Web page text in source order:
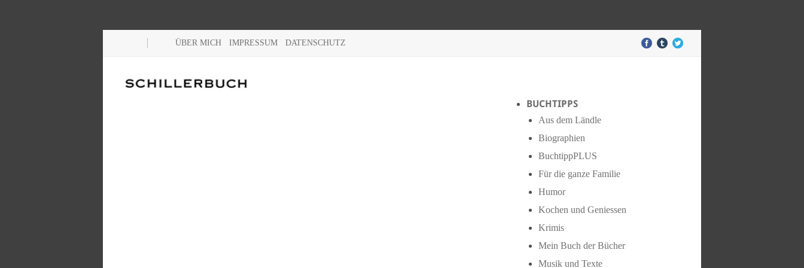
ÜBER MICH IMPRESSUM DATENSCHUTZ
BUCHTIPPS
Aus dem Ländle
Biographien
BuchtippPLUS
Für die ganze Familie
Humor
Kochen und Geniessen
Krimis
Mein Buch der Bücher
Musik und Texte